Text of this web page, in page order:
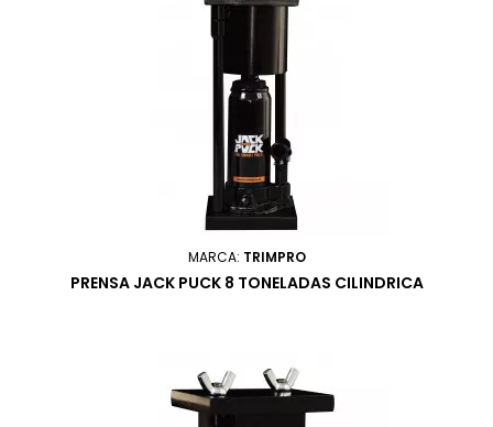
MARCA: TRIMPRO
PRENSA JACK PUCK 8 TONELADAS CILINDRICA